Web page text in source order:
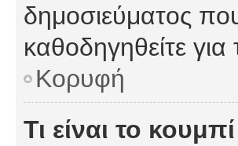
δημοσιεύματος
καθοδηγηθείτε
Κορυφή
Τι είναι το